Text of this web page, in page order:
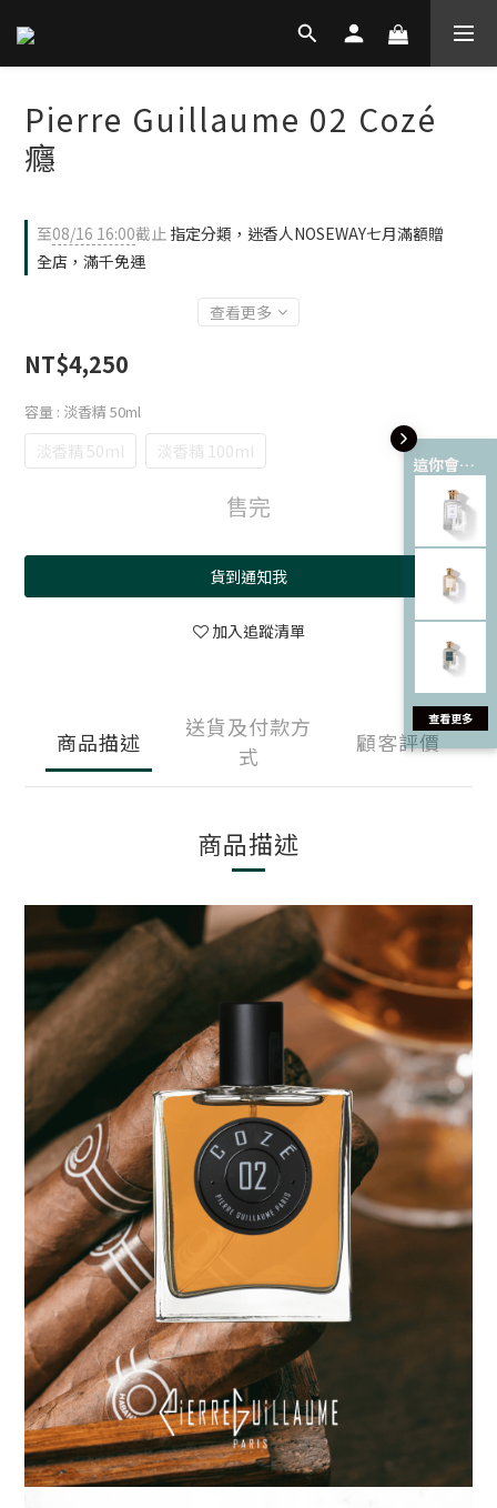
這你會愛 💘
Pierre Guillaume 02 Cozé
癮
至08/16 16:00截止 指定分類，迷香人NOSEWAY七月滿額贈
全店，滿千免運
查看更多
NT$4,250
容量 : 淡香精 50ml
淡香精 50ml 淡香精 100ml
售完
貨到通知我
加入追蹤清單
商品描述
送貨及付款方
式
顧客評價
商品描述